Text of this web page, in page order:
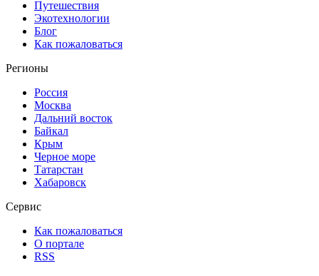
Путешествия
Экотехнологии
Блог
Как пожаловаться
Регионы
Россия
Москва
Дальний восток
Байкал
Крым
Черное море
Татарстан
Хабаровск
Сервис
Как пожаловаться
О портале
RSS